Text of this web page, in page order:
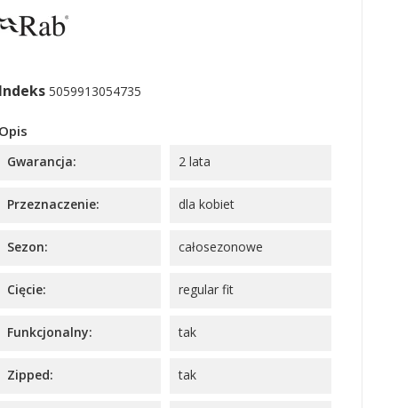
Indeks 5059913054735
Opis
Gwarancja: 2 lata
Przeznaczenie: dla kobiet
Sezon: całosezonowe
Cięcie: regular fit
Funkcjonalny: tak
Zipped: tak